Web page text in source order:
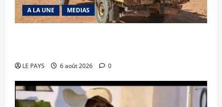
A LA UNE MEDIAS
LE PAYS 6 août 2026 0